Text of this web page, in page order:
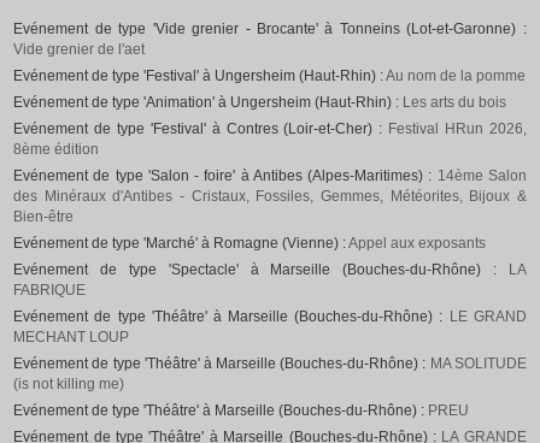
Evénement de type 'Vide grenier - Brocante' à Tonneins (Lot-et-Garonne) :
Vide grenier de l'aet
Evénement de type 'Festival' à Ungersheim (Haut-Rhin) :Au nom de la pomme
Evénement de type 'Animation' à Ungersheim (Haut-Rhin) : Les arts du bois
Evénement de type 'Festival' à Contres (Loir-et-Cher) : Festival HRun 2026,
8ème édition
Evénement de type 'Salon - foire' à Antibes (Alpes-Maritimes) : 14ème Salon
des Minéraux d'Antibes - Cristaux, Fossiles, Gemmes, Météorites, Bijoux &
Bien-être
Evénement de type 'Marché' à Romagne (Vienne) :Appel aux exposants
Evénement de type 'Spectacle' à Marseille (Bouches-du-Rhône) :
LA
FABRIQUE
Evénement de type 'Théâtre' à Marseille (Bouches-du-Rhône) : LE GRAND
MECHANT LOUP
Evénement de type 'Théâtre' à Marseille (Bouches-du-Rhône) : MA SOLITUDE
(is not killing me)
Evénement de type 'Théâtre' à Marseille (Bouches-du-Rhône) : PREU
Evénement de type 'Théâtre' à Marseille (Bouches-du-Rhône) : LA GRANDE